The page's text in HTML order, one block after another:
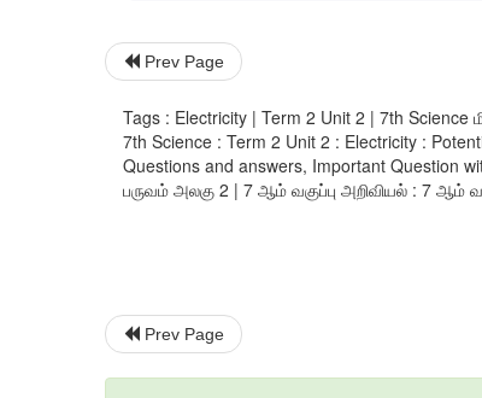
Prev Page
Tags : Electricity | Term 2 Unit 2 | 7th
7th Science : Term 2 Unit 2 : Electricity :
Questions and answers, Important Question
பருவம் அலகு 2 | 7 ஆம் வகுப்பு அறிவியல் : 7 ஆம்
Prev Page